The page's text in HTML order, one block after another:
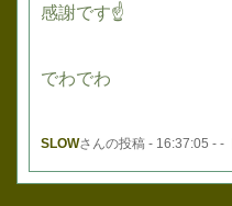
感謝です☝
でわでわ
SLOWさんの投稿 - 16:37:05 - -